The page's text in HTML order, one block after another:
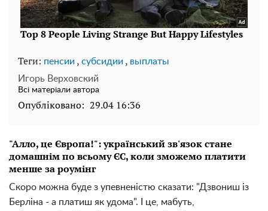
Теги: пенсии , субсидии , выплаты
Игорь Верховский
Всі матеріали автора
Опубліковано: 29.04 16:36
"Алло, це Європа!": український зв'язок стане
домашнім по всьому ЄС, коли зможемо платити
менше за роумінг
Скоро можна буде з упевненістю сказати: "Дзвониш із
Берліна - а платиш як удома". І це, мабуть,